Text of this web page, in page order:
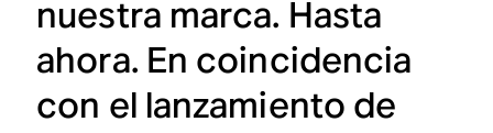
nuestra marca. Hasta
ahora. En coincidencia
con el lanzamiento de